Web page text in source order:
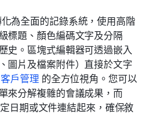
為全面的記錄系統，使用高階
標題、顏色編碼文字及分隔
史。區塊式編輯器可透過嵌入
圖片及檔案附件）直接於文字
客戶管理 的全方位視角。您可以
來分解複雜的會議成果，而
日期或文件連結起來，確保敘